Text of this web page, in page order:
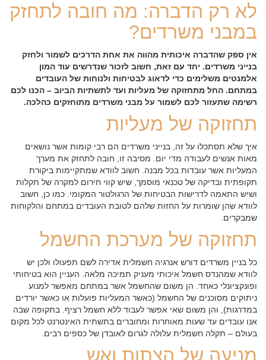
לא רק הדברה: מה חובה לתחזק
במבני משרדים?
אין ספק שהדברה איכותית מהווה את אחת הדרכים לשמור ולחזק
בנייני משרדים. יחד עם זאת, חשוב לזכור שנדרשים עוד המון
אלמנטים משלימים כדי לדאוג לבטיחות ולנוחות של העובדים
במתחם. החל מתחזוקה של מעליות ועד לתשתיות הביוב – הכנו לכם
רשימה שתעזור לכם לשמור על מבני משרדים מתוחזקים כהלכה.
תחזוקה של מעליות
איך שלא תסתכלו על זה, בנייני משרדים הם רבי קומות אשר נושאים
מאות אנשים לעבודה מדי יום. מסיבה זו, חובה לתחזק את מערך
המעליות אשר עובדות בכל מבנה. חשוב לוודא שמתקיימות ביקורת
תקופתית ובדיקה של טכנאי מוסמך, שיש קווי חירום למקרה של תקלות
ושיש התאמה לדרישות הבטיחות של הרגולטור המקומי. כמו כן, חשוב
לוודא שהן שומרות על החזות שלהם לטובת העובדים במתחם והלקוחות
שמבקרים.
תחזוקה של מערכת החשמל
כל בניין משרדים דורש אנרגיה חשמלית אדירה לשם תפעולו ולכן יש
לוודא שמהנדס חשמל איכותי מעניק תמיכה מלאה. העניין הוא בטיחותי
ופונקציונלי כאחד. הן משום שהחשמל אשר במתחם מאפשר למנוע
ניתוקים מסוכנים של החשמל (כאשר המעליות פועלות או כאשר יורדים
במדרגות), והן משום שאי אפשר לעבוד ללא חשמל רציף. בתקופה שבה
אנו עובדים עד שעות מאוחרות ומחוברים בתשתית האינטרנט לכל מקום
בעולם – תקלה חשמלית עלולה לגרום לאובדן של כספים רבים.
מניעה של הצתות ואש